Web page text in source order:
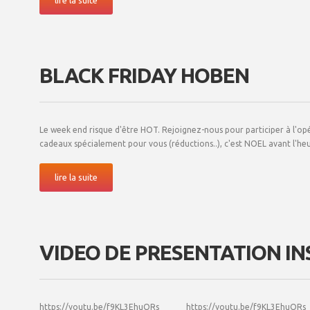
BLACK FRIDAY HOBEN
Le week end risque d'être HOT. Rejoignez-nous pour participer à
cadeaux spécialement pour vous (réductions..), c'est NOEL avant
lire la suite
VIDEO DE PRESENTATION
https://youtu.be/f9KL3EhuQRs https://youtu.be/f9KL3EhuQRs